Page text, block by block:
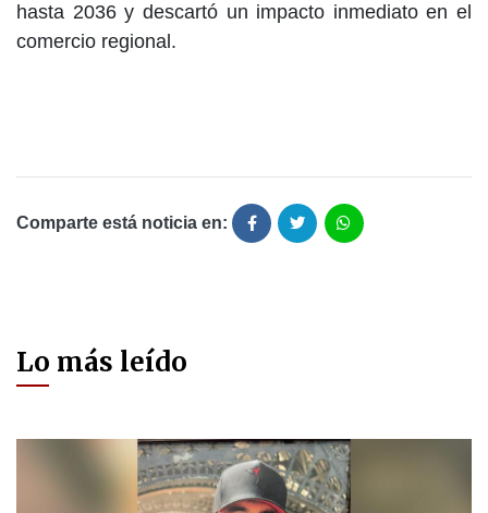
hasta 2036 y descartó un impacto inmediato en el
comercio regional.
Comparte está noticia en:
Lo más leído